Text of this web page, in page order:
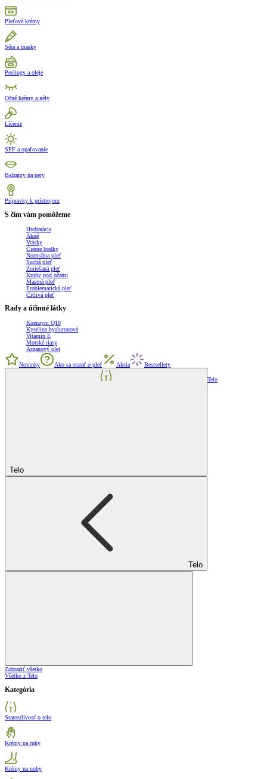
Pleťové krémy
Séra a masky
Peelingy a oleje
Očné krémy a gély
Líčenie
SPF a opaľovanie
Balzamy na pery
Prípravky k prístrojom
S čím vám pomôžeme
Hydratácia
Akné
Vrásky
Čierne bodky
Normálna pleť
Suchá pleť
Zmiešaná pleť
Kruhy pod očami
Mastná pleť
Problematická pleť
Citlivá pleť
Rady a účinné látky
Koenzym Q10
Kyselina hyaluronová
Vitamin E
Morské riasy
Arganový olej
Novinky Ako sa starať o pleť Akcia Bestsellery
Telo
Telo
Telo
Zobraziť všetko
Všetko z Telo
Kategória
Starostlivosť o telo
Krémy na ruky
Krémy na nohy